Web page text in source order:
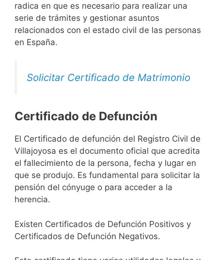
radica en que es necesario para realizar una
serie de trámites y gestionar asuntos
relacionados con el estado civil de las personas
en España.
Solicitar Certificado de Matrimonio
Certificado de Defunción
El Certificado de defunción del Registro Civil de
Villajoyosa es el documento oficial que acredita
el fallecimiento de la persona, fecha y lugar en
que se produjo. Es fundamental para solicitar la
pensión del cónyuge o para acceder a la
herencia.
Existen Certificados de Defunción Positivos y
Certificados de Defunción Negativos.